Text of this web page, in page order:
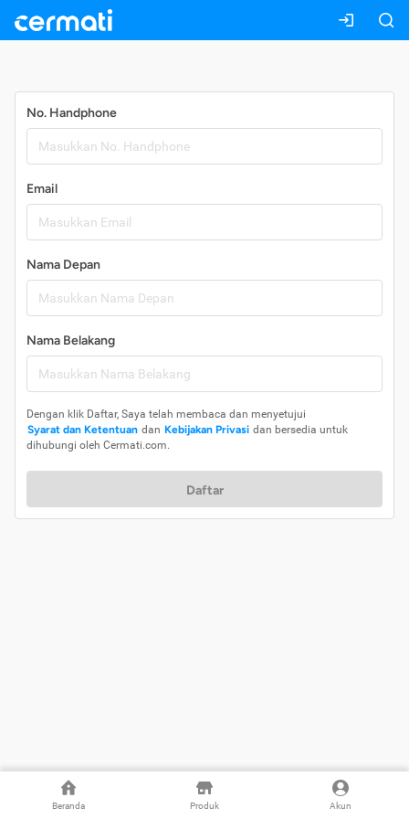
Beranda Produk Akun
No. Handphone
Email
Nama Depan
Nama Belakang
Dengan klik Daftar, Saya telah membaca dan menyetujui
Syarat dan Ketentuan dan Kebijakan Privasi dan bersedia untuk
dihubungi oleh Cermati.com.
Daftar